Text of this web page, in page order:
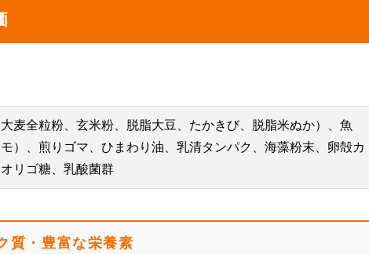
麦全粒粉、玄米粉、脱脂大豆、たかきび、脱脂米ぬか）、魚
）、煎りゴマ、ひまわり油、乳清タンパク、海藻粉末、卵殻カ
リゴ糖、乳酸菌群
質・豊富な栄養素